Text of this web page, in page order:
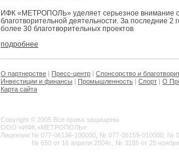
ИФК «МЕТРОПОЛЬ» уделяет серьезное внимание
благотворительной деятельности. За последние 2
более 30 благотворительных проектов
подробнее
О партнерстве | Пресс-центр | Спонсорство и
Инвестиции и финансы | Промышленность | Спорт | О
Карта сайта
Copyright © 2005 Все права защищены
ООО «ИФК «МЕТРОПОЛЬ»
Лицензии: № 077-06136-100000, № 077-06159-010000, №
№ 650 от 16 апреля 2004г., № 3185 от 25